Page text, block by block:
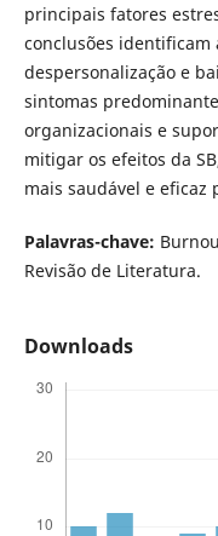
principais fatores
conclusões identificam
despersonalização e
sintomas
organizacionais e
mitigar os efeitos da
mais saudável e eficaz
Palavras-chave:
Revisão de Literatura.
Downloads